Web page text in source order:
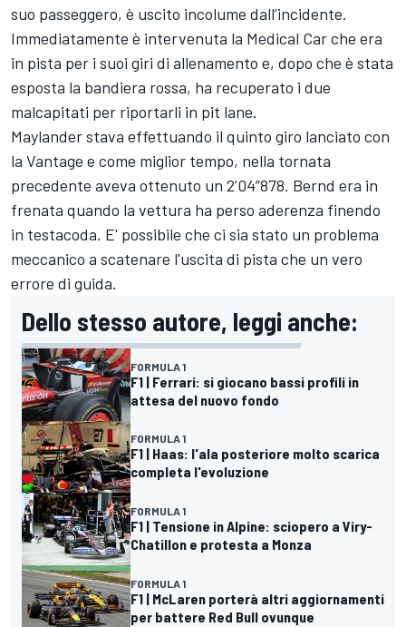
suo passeggero, è uscito incolume dall’incidente.
Immediatamente è intervenuta la Medical Car che era
in pista per i suoi giri di allenamento e, dopo che è stata
esposta la bandiera rossa, ha recuperato i due
malcapitati per riportarli in pit lane.
Maylander stava effettuando il quinto giro lanciato con
la Vantage e come miglior tempo, nella tornata
precedente aveva ottenuto un 2’04”878. Bernd era in
frenata quando la vettura ha perso aderenza finendo
in testacoda. E' possibile che ci sia stato un problema
meccanico a scatenare l'uscita di pista che un vero
errore di guida.
Dello stesso autore, leggi anche:
FORMULA 1
F1 | Ferrari: si giocano bassi profili in
attesa del nuovo fondo
FORMULA 1
F1 | Haas: l'ala posteriore molto scarica
completa l'evoluzione
FORMULA 1
F1 | Tensione in Alpine: sciopero a Viry-
Chatillon e protesta a Monza
FORMULA 1
F1 | McLaren porterà altri aggiornamenti
per battere Red Bull ovunque